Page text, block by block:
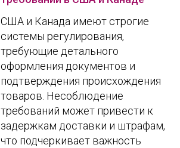
США и Канада имеют строгие
системы регулирования,
требующие детального
оформления документов и
подтверждения происхождения
товаров. Несоблюдение
требований может привести к
задержкам доставки и штрафам,
что подчеркивает важность